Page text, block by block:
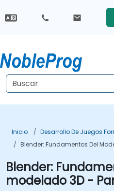
Inicio
Desarrollo De Juegos
Blender: Fundamentos Del
Blender:
modelado 3D -